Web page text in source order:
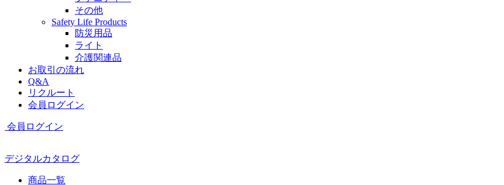
その他
Safety Life Products
防災用品
ライト
介護関連品
お取引の流れ
Q&A
リクルート
会員ログイン
会員ログイン
デジタルカタログ
商品一覧